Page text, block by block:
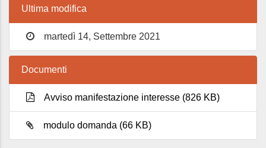
Ultima modifica
martedì 14, Settembre 2021
Documenti
Avviso manifestazione interesse (826 KB)
modulo domanda (66 KB)